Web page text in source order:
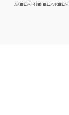
MELANIE BLAKELY